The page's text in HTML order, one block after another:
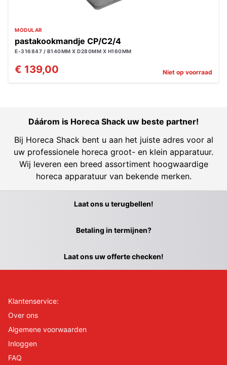
MODULAR
pastakookmandje CP/C2/4
E-316847 / B140MM X D280MM X H160MM
€ 139,00 Niet op voorraad
Dáárom is Horeca Shack uw beste partner!
Bij Horeca Shack bent u aan het juiste adres voor al
uw professionele horeca groot- en klein apparatuur.
Wij leveren een breed assortiment hoogwaardige
horeca apparatuur van bekende merken.
Laat ons u terugbellen!
Betaling in termijnen?
Laat ons uw offerte checken!
Klantenservice:
Over ons
Algemene voorwaarden
Inloggen
FAQ